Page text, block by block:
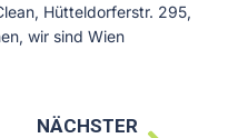
, Hütteldorferstr. 295,
, wir sind Wien
NÄCHSTER